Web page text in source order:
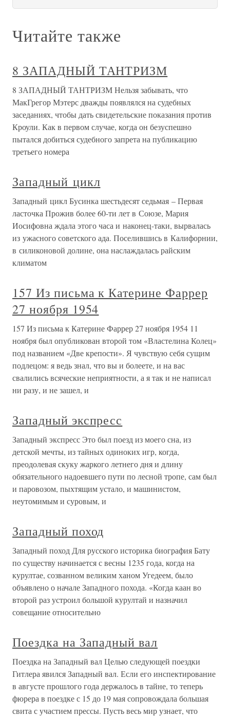
Читайте также
8 ЗАПАДНЫЙ ТАНТРИЗМ
8 ЗАПАДНЫЙ ТАНТРИЗМ Нельзя забывать, что
МакГрегор Мэтерс дважды появлялся на судебных
заседаниях, чтобы дать свидетельские показания против
Кроули. Как в первом случае, когда он безуспешно
пытался добиться судебного запрета на публикацию
третьего номера
Западный цикл
Западный цикл Бусинка шестьдесят седьмая – Первая
ласточка Прожив более 60-ти лет в Союзе, Мария
Иосифовна ждала этого часа и наконец-таки, вырвалась
из ужасного советского ада. Поселившись в Калифорнии,
в силиконовой долине, она наслаждалась райским
климатом
157 Из письма к Катерине Фаррер
27 ноября 1954
157 Из письма к Катерине Фаррер 27 ноября 1954 11
ноября был опубликован второй том «Властелина Колец»
под названием «Две крепости». Я чувствую себя сущим
подлецом: я ведь знал, что вы и болеете, и на вас
свалились всяческие неприятности, а я так и не написал
ни разу, и не зашел, и
Западный экспресс
Западный экспресс Это был поезд из моего сна, из
детской мечты, из тайных одиноких игр, когда,
преодолевая скуку жаркого летнего дня и длину
обязательного надоевшего пути по лесной тропе, сам был
и паровозом, пыхтящим устало, и машинистом,
неутомимым и суровым, и
Западный поход
Западный поход Для русского историка биография Бату
по существу начинается с весны 1235 года, когда на
курултае, созванном великим ханом Угедеем, было
объявлено о начале Западного похода. «Когда каан во
второй раз устроил большой курултай и назначил
совещание относительно
Поездка на Западный вал
Поездка на Западный вал Целью следующей поездки
Гитлера явился Западный вал. Если его инспектирование
в августе прошлого года держалось в тайне, то теперь
фюрера в поездке с 15 до 19 мая сопровождала большая
свита с участием прессы. Пусть весь мир узнает, что